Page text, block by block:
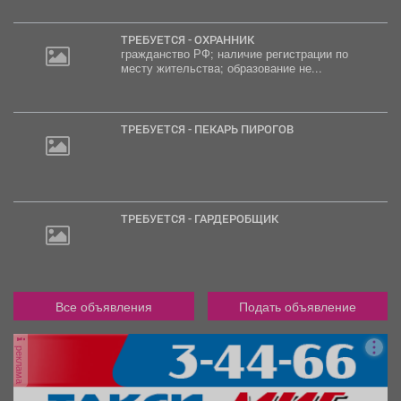
ТРЕБУЕТСЯ - ОХРАННИК
гражданство РФ; наличие регистрации по
месту жительства; образование не...
ТРЕБУЕТСЯ - ПЕКАРЬ ПИРОГОВ
ТРЕБУЕТСЯ - ГАРДЕРОБЩИК
Все объявления Подать объявление
реклама